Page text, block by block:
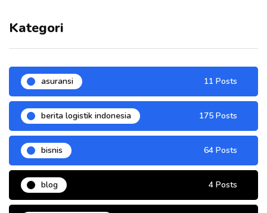
Kategori
asuransi 11 Posts
berita logistik indonesia 175 Posts
bisnis 64 Posts
blog 4 Posts